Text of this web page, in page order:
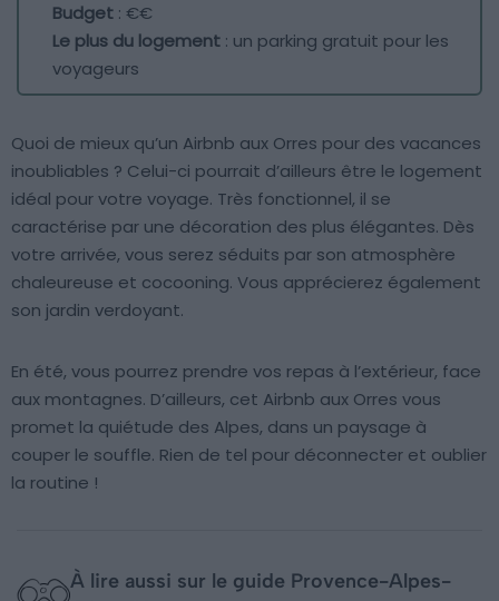
Budget : €€
Le plus du logement : un parking gratuit pour les
voyageurs
Quoi de mieux qu’un Airbnb aux Orres pour des vacances
inoubliables ? Celui-ci pourrait d’ailleurs être le logement
idéal pour votre voyage. Très fonctionnel, il se
caractérise par une décoration des plus élégantes. Dès
votre arrivée, vous serez séduits par son atmosphère
chaleureuse et cocooning. Vous apprécierez également
son jardin verdoyant.
En été, vous pourrez prendre vos repas à l’extérieur, face
aux montagnes. D’ailleurs, cet Airbnb aux Orres vous
promet la quiétude des Alpes, dans un paysage à
couper le souffle. Rien de tel pour déconnecter et oublier
la routine !
À lire aussi sur le guide Provence-Alpes-